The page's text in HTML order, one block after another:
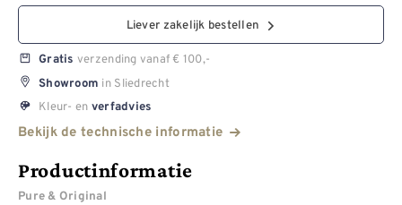
Liever zakelijk bestellen
Gratis verzending vanaf € 100,-
Showroom in Sliedrecht
Kleur- en verfadvies
Bekijk de technische informatie
Productinformatie
Pure & Original